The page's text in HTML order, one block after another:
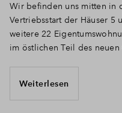
Wir befinden uns mitten in
Vertriebsstart der Häuser 5
weitere 22
im östlichen Teil des
Weiterlesen